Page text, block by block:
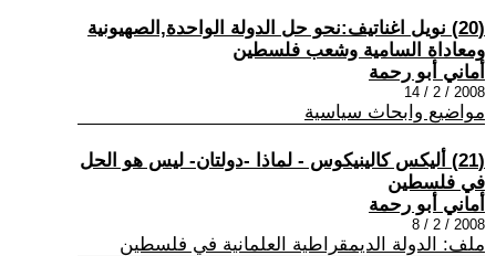
(20) نويل اغناتيف:نحو حل الدولة الواحدة,الصهيونية
ومعاداة السامية وشعب فلسطين
أماني أبو رحمة
2008 / 2 / 14
مواضيع وابحاث سياسية
(21) أليكس كالينيكوس - لماذا -دولتان- ليس هو الحل
في فلسطين
أماني أبو رحمة
2008 / 2 / 8
ملف: الدولة الديمقراطية العلمانية في فلسطين